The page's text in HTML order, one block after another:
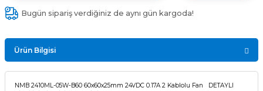
Bugün sipariş verdiğiniz de aynı gün kargoda!
Ürün Bilgisi
NMB 2410ML-05W-B60 60x60x25mm 24VDC 0.17A 2 Kablolu Fan DETAYLI